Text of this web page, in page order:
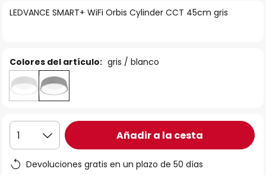
laLEDVANCE SMART+ WiFi Orbis Cylinder CCT 45cm gris
Colores del artículo: gris / blanco
1 Añadir a la cesta
Devoluciones gratis en un plazo de 50 días